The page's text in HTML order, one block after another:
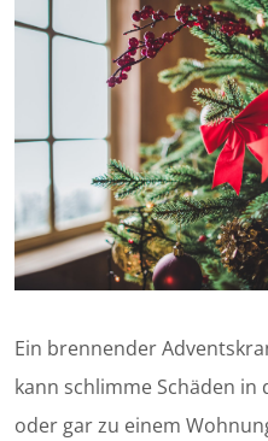
Ein brennender
kann schlimme Schäden
oder gar zu einem